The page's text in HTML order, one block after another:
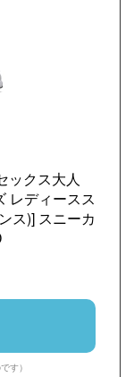
ックス大人
レディースス
ス)] スニーカ
す）